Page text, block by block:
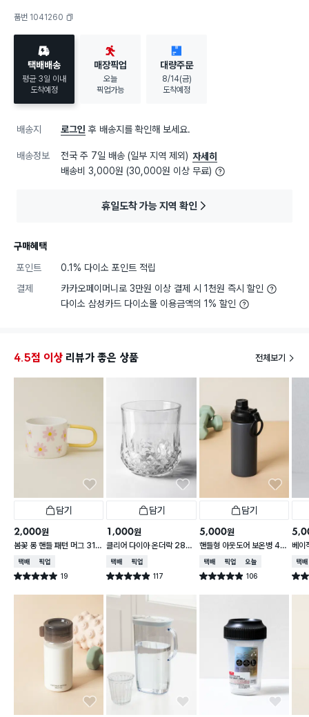
품번 1041260
택배배송
평균 3일 이내
도착예정
매장픽업
오늘
픽업가능
대량주문
8/14(금)
도착예정
배송지 로그인 후 배송지를 확인해 보세요.
배송정보 전국 주 7일 배송 (일부 지역 제외) 자세히
배송비 3,000원 (30,000원 이상 무료)
휴일도착 가능 지역 확인
구매혜택
포인트
0.1% 다이소 포인트 적립
결제
카카오페이머니로 3만원 이상 결제 시 1천원 즉시 할인
다이소 삼성카드 다이소몰 이용금액의 1% 할인
4.5점 이상 리뷰가 좋은 상품 전체보기
담기
2,000원
봄꽃 롱 핸들 패턴 머그 310
ml
택배배송매장픽업
별점 5.0점 19
건 작성
담기
1,000원
클리어 다이아 온더락 280
ml
택배배송매장픽업
별점 4.9점 117
건 작성
담기
5,000원
핸들형 아웃도어 보온병 45
0 ml 차콜
택배배송매장픽업오늘배송
별점 4.9점 106
건 작성
베
택배
별점